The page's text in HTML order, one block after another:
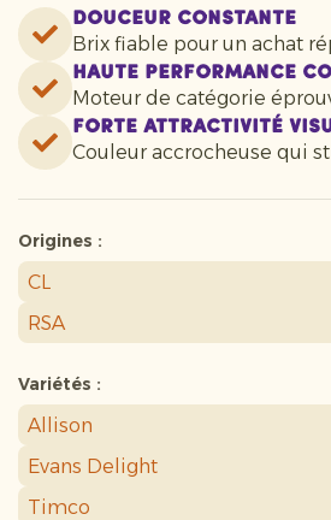
Douceur constante
Brix fiable pour un achat
Haute performance
Moteur de catégorie
Forte attractivité
Couleur accrocheuse qui
Origines :
CL
RSA
Variétés :
Allison
Evans Delight
Timco